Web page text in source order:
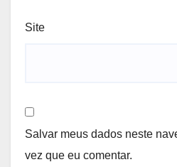
Site
Salvar meus dados neste
vez que eu comentar.